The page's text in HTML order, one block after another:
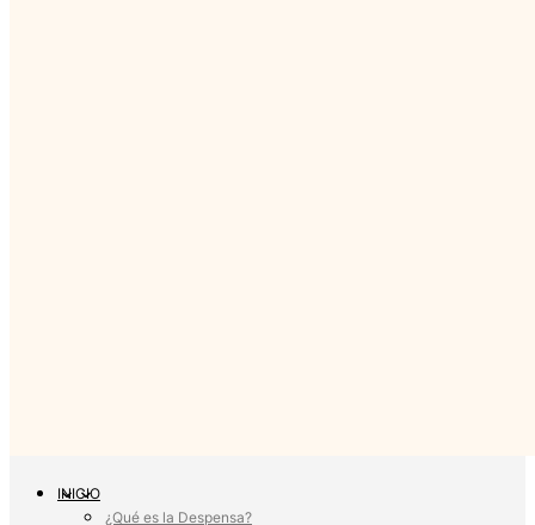
INICIO
¿Qué es la Despensa?